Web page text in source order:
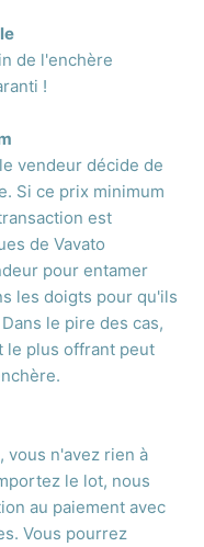
de l'enchère
!
vendeur décide de
Si ce prix minimum
est
de Vavato
pour entamer
les doigts pour qu'ils
le pire des cas,
le plus offrant peut
vous n'avez rien à
le lot, nous
au paiement avec
Vous pourrez